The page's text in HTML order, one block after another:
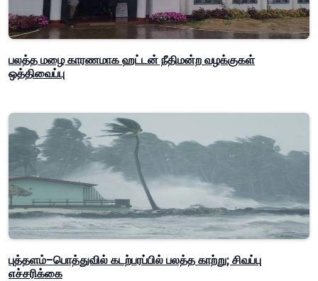
பலத்த மழை காரணமாக ஹட்டன் நீதிமன்ற வழக்குகள்
ஒத்திவைப்பு
புத்தளம்–பொத்துவில் கடற்பரப்பில் பலத்த காற்று; சிவப்பு
எச்சரிக்கை